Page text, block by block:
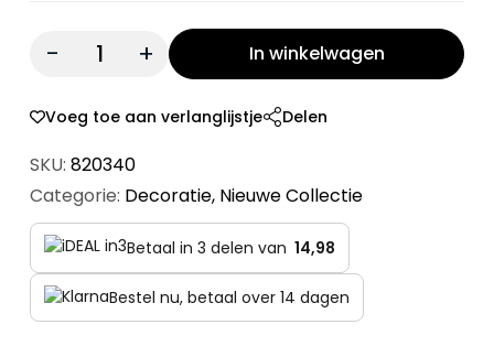
Quantity: In winkelwagen
Voeg toe aan verlanglijstje Delen
SKU: 820340
Categorie: Decoratie, Nieuwe Collectie
Betaal in 3 delen van 14,98
Bestel nu, betaal over 14 dagen